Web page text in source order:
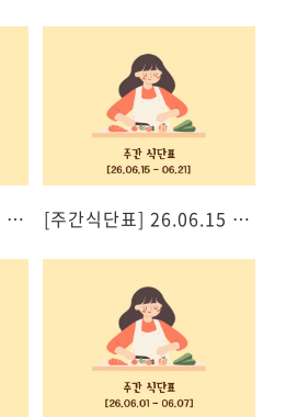
[주간식단표] 26.06.15 - 06.21